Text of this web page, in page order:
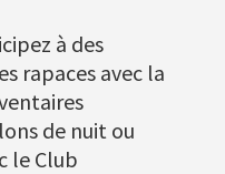
à des
rapaces avec la
de nuit ou
le Club